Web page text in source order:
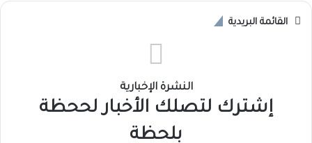
القائمة البريدية
النشرة الإخبارية
إشترك لتصلك الأخبار لححظة
بلحظة